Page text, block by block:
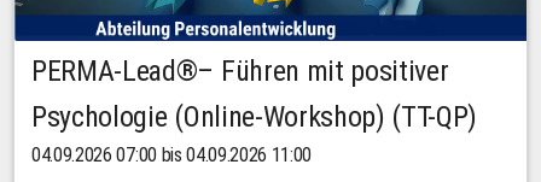
PERMA-Lead®– Führen mit positiver
Psychologie (Online-Workshop) (TT-QP)
04.09.2026 07:00 bis 04.09.2026 11:00